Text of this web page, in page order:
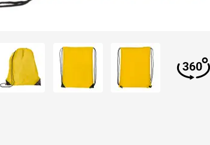
image
View larger imageView larger imageView larger image